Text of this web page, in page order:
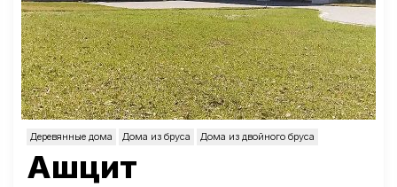
Деревянные дома Дома из бруса Дома из двойного бруса
Ашцит